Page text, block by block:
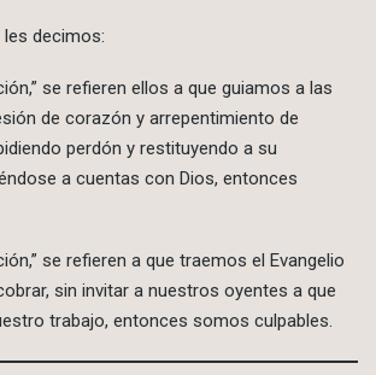
decimos:
se refieren ellos a que guiamos a las
de corazón y arrepentimiento de
perdón y restituyendo a su
a cuentas con Dios, entonces
se refieren a que traemos el Evangelio
sin invitar a nuestros oyentes a que
trabajo, entonces somos culpables.